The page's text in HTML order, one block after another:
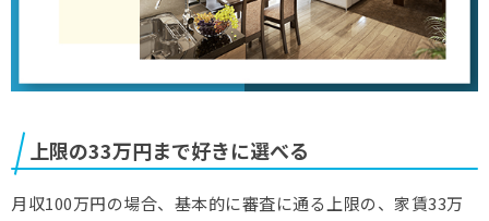
上限の33万円まで好きに選べる
月収100万円の場合、基本的に審査に通る上限の、家賃33万